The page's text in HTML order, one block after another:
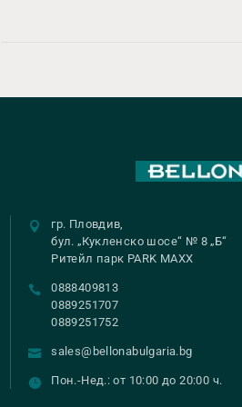
гр. Пловдив,
бул. „Кукленско шосе“ № 8 „Б“
Ритейл парк PARK MAXX
0888409813
0889251707
0889251752
sales@bellonabulgaria.bg
Пон.-Нед.: от 10:00 до 20:00 ч.